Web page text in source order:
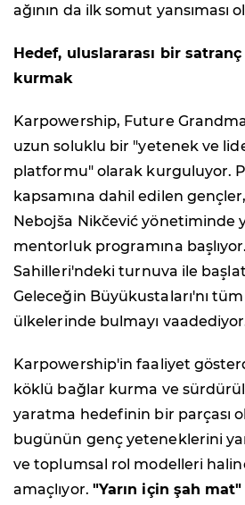
ağının da ilk somut yansıması
Hedef, uluslararası bir
kurmak
Karpowership, Future
uzun soluklu bir "yetenek ve
platformu" olarak kurguluyor.
kapsamına dahil edilen
Nebojša Nikčević yönetiminde
mentorluk programına
Sahilleri'ndeki turnuva ile
Geleceğin Büyükustaları'nı
ülkelerinde bulmayı
Karpowership'in faaliyet
köklü bağlar kurma ve
yaratma hedefinin bir parçası
bugünün genç yeteneklerini
ve toplumsal rol modelleri
amaçlıyor. "Yarın için şah mat"